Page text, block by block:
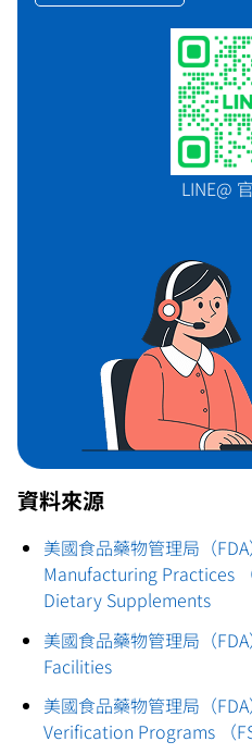
LINE@
資料來源
美國食品藥物管理局（
Manufacturing Practices
Dietary Supplements
美國食品藥物管理局（
Facilities
美國食品藥物管理局（
Verification Programs （